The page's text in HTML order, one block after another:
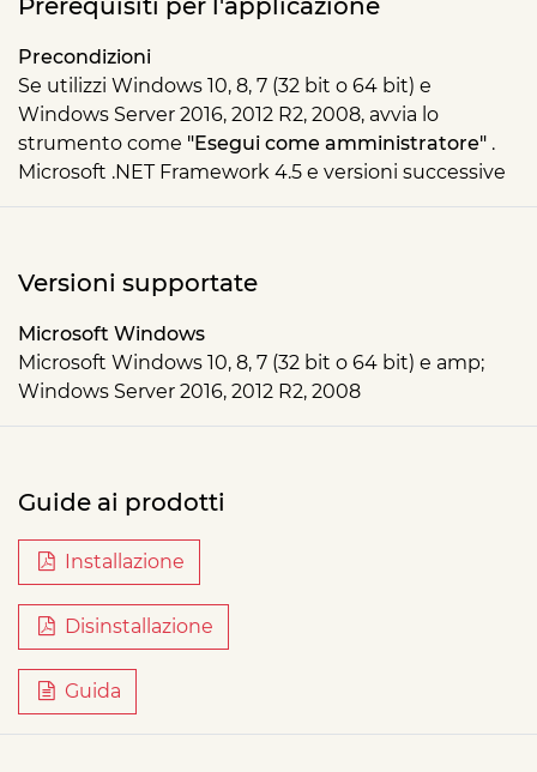
Precondizioni
Se utilizzi Windows 10, 8, 7 (32 bit o 64 bit) e
Windows Server 2016, 2012 R2, 2008, avvia lo
strumento come "Esegui come amministratore" .
Microsoft .NET Framework 4.5 e versioni successive
Versioni supportate
Microsoft Windows
Microsoft Windows 10, 8, 7 (32 bit o 64 bit) e amp;
Windows Server 2016, 2012 R2, 2008
Guide ai prodotti
Installazione
Disinstallazione
Guida